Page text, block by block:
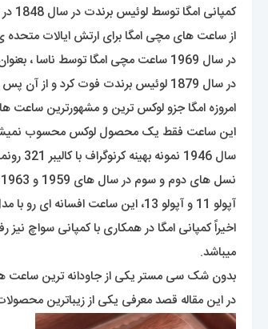
کمپانی امگا توسط لوئیس برندت در سال 1848 در بین / بیل سوئیس تاسیس شد که این برند زیر مجموعه ی گروه سواچ است .
از ساعت های مچی امگا برای ارتش ایالات متحده ی آمریکا سال 1918 و در سال 1917 برای ارتش هوایی سلطنت بریتانیا در
در سال 1969 ساعت مچی امگا توسط ناسا ، بعنوان اولین ساعت بر روی ماه حضور پیدا کرد و به این عنوان برگزیده شد . برند امگا توسط افرادی مانند جیمز باند شهرت خود را بدست اورده است .
در سال 1879 لوئیس برندت فوت کرد و از آن پس امگا به دست پسرانش افتاد و رویای پدرشان را محقق کردند .
امروزه امگا جزو لوکس ترین و مشهورترین ساعت ها
سال 1946 نمونه بهینه کرنوگراف با کالیبر 321 رونمایی شد و امگا توانست به کرنوگرافی 12ساعته با تاکی متر ضمیمه شده به دور قاب دست پیدا کند.
آپولو 11 و آپولو 13، این ساعت افسانه ای رو با مدل آپولو 11 نیز معرفی کرد.
میباشد.
بدون شک سی مستر یکی از جاودانه ترین ساعت
در این مقاله قصد معرفی یکی از زیباترین